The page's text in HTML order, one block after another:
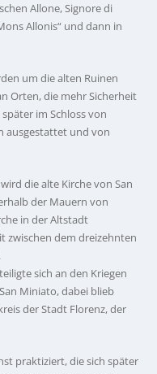
Allone, Signore di
Allonis“ und dann in
um die alten Ruinen
Orten, die mehr Sicherheit
im Schloss von
ausgestattet und von
die alte Kirche von San
der Mauern von
in der Altstadt
zwischen dem dreizehnten
sich an den Kriegen
Miniato, dabei blieb
der Stadt Florenz, der
praktiziert, die sich später